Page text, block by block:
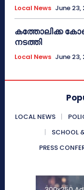
Local News June 23,
കത്തോലിക്ക
നടത്തി
Local News June 23,
LOCAL NEWS
SCHOOL
PRESS